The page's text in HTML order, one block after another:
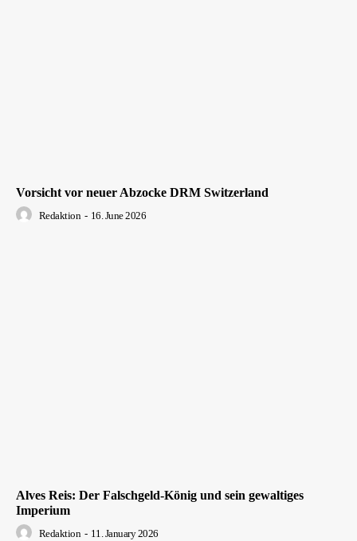
Vorsicht vor neuer Abzocke DRM Switzerland
Redaktion - 16. June 2026
Alves Reis: Der Falschgeld-König und sein gewaltiges
Imperium
Redaktion - 11. January 2026